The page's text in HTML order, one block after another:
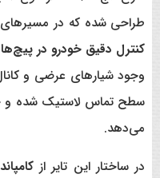
طراحی شده که در
کنترل دقیق خودرو در پیچ‌ها
وجود شیارهای عرضی و
سطح تماس لاستیک شده و
می‌دهد.
در ساختار این تایر از